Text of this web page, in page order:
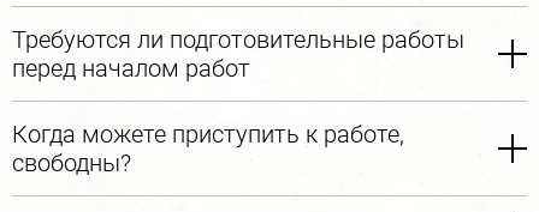
Требуются ли подготовительные работы
перед началом работ
Когда можете приступить к работе,
свободны?